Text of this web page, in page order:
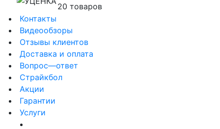
20 товаров
Контакты
Видеообзоры
Отзывы клиентов
Доставка и оплата
Вопрос—ответ
Страйкбол
Акции
Гарантии
Услуги